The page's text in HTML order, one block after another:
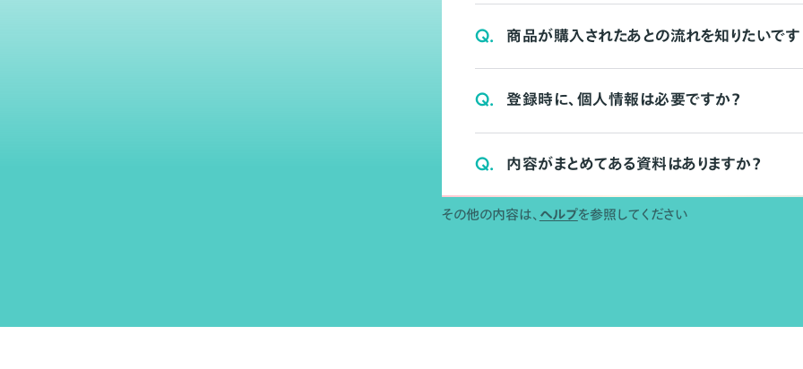
Q. 商品が購入されたあとの流れを知りたいです
Q. 登録時に、個人情報は必要ですか？
Q. 内容がまとめてある資料はありますか？
その他の内容は、 ヘルプを参照してください